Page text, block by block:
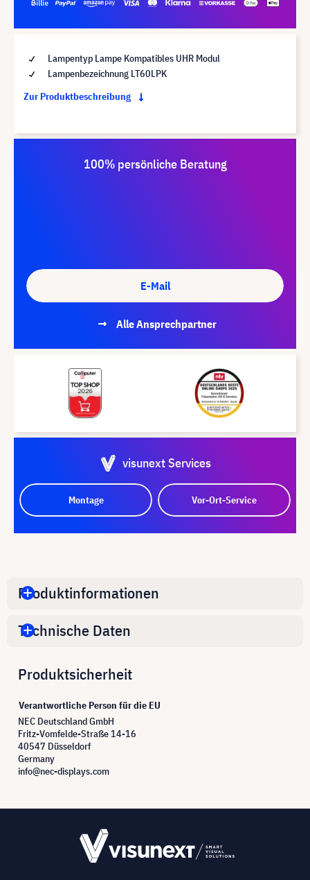
Lampentyp Lampe Kompatibles UHR Modul
Lampenbezeichnung LT60LPK
Zur Produktbeschreibung
100% persönliche Beratung
E-Mail
Alle Ansprechpartner
visunext Services
Montage Vor-Ort-Service
Produktinformationen
Technische Daten
Produktsicherheit
Verantwortliche Person für die EU
NEC Deutschland GmbH
Fritz-Vomfelde-Straße 14-16
40547 Düsseldorf
Germany
info@nec-displays.com